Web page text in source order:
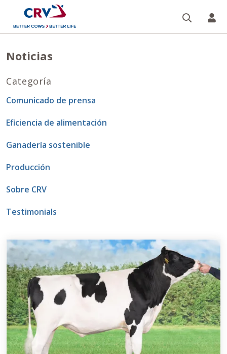
Noticias
Categoría
Comunicado de prensa
Eficiencia de alimentación
Ganadería sostenible
Producción
Sobre CRV
Testimonials
Articles